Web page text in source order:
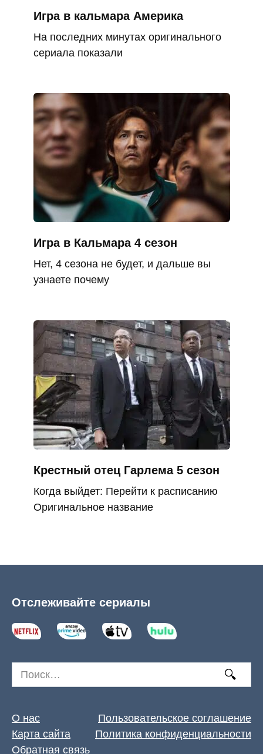
Игра в кальмара Америка
На последних минутах оригинального
сериала показали
Игра в Кальмара 4 сезон
Нет, 4 сезона не будет, и дальше вы
узнаете почему
Крестный отец Гарлема 5 сезон
Когда выйдет: Перейти к расписанию
Оригинальное название
Отслеживайте сериалы
Search
for:
О нас
Пользовательское соглашение
Карта сайта
Политика конфиденциальности
Обратная связь